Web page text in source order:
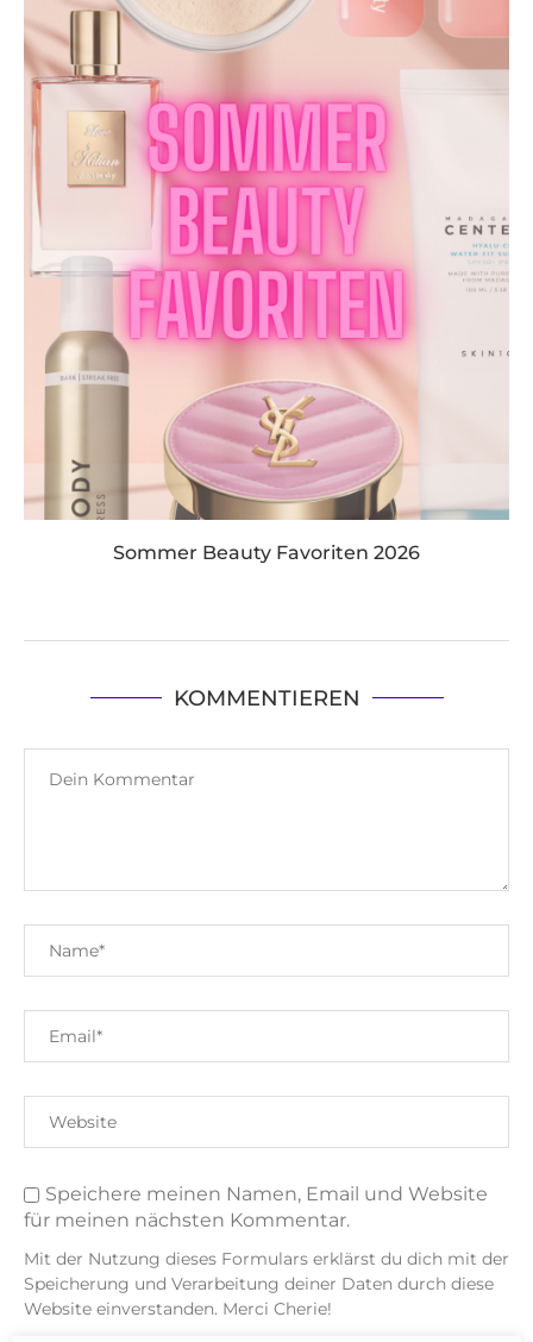
Sommer Beauty Favoriten 2026
KOMMENTIEREN
Speichere meinen Namen, Email und Website
für meinen nächsten Kommentar.
Mit der Nutzung dieses Formulars erklärst du dich mit der
Speicherung und Verarbeitung deiner Daten durch diese
Website einverstanden. Merci Cherie!